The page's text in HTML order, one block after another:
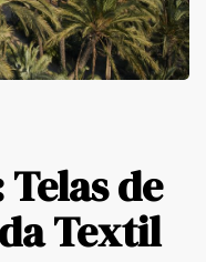
de
Textil